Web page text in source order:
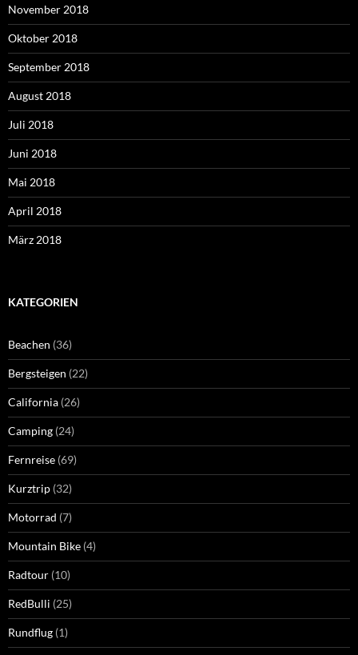
November 2018
Oktober 2018
September 2018
August 2018
Juli 2018
Juni 2018
Mai 2018
April 2018
März 2018
KATEGORIEN
Beachen (36)
Bergsteigen (22)
California (26)
Camping (24)
Fernreise (69)
Kurztrip (32)
Motorrad (7)
Mountain Bike (4)
Radtour (10)
RedBulli (25)
Rundflug (1)